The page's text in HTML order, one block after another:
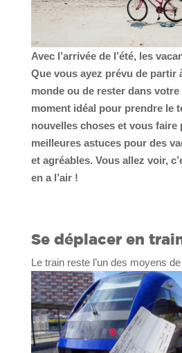
Avec l’arrivée de l’été, les
Que vous ayez prévu de partir
monde ou de rester dans votre
moment idéal pour prendre le
nouvelles choses et vous faire
meilleures astuces pour des
et agréables. Vous allez voir,
en a l’air !
Se déplacer en
Le train reste l’un des moyens